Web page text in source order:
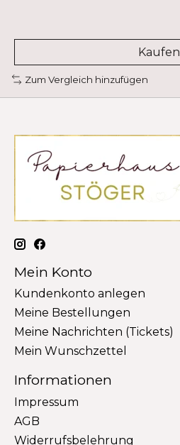
Kaufen
Zum Vergleich hinzufügen
Mein Konto
Kundenkonto anlegen
Meine Bestellungen
Meine Nachrichten (Tickets)
Mein Wunschzettel
Informationen
Impressum
AGB
Widerrufsbelehrung